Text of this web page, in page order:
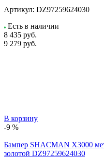
Артикул: DZ97259624030
Есть в наличии
8 435 руб.
9 279 руб.
В корзину
-9 %
Бампер SHACMAN X3000
золотой DZ97259624030